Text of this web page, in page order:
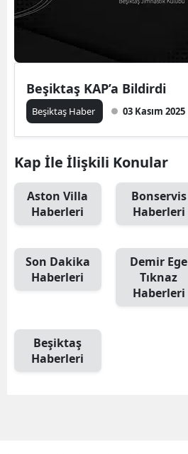
Beşiktaş KAP’a Bildirdi
Beşiktaş Haber 03 Kasım 2025
Kap İle İlişkili Konular
Aston Villa
Haberleri
Bonservis
Haberleri
Son Dakika
Haberleri
Demir Ege
Tıknaz
Haberleri
Beşiktaş
Haberleri